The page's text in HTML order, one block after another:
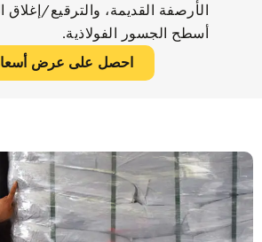
الأرصفة القديمة، والترقيع/
أسطح الجسور الفولاذية.
احصل على عرض